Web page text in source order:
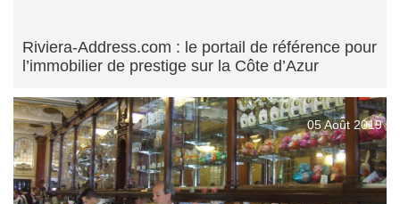
Riviera-Address.com : le portail de référence pour
l’immobilier de prestige sur la Côte d’Azur
05 Août 2019